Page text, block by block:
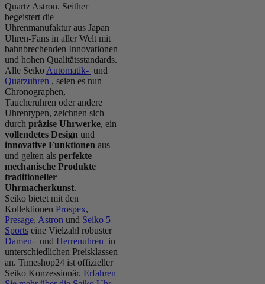
Quartz Astron. Seither
begeistert die
Uhrenmanufaktur aus Japan
Uhren-Fans in aller Welt mit
bahnbrechenden Innovationen
und hohen Qualitätsstandards.
Alle Seiko Automatik- und
Quarzuhren , seien es nun
Chronographen,
Taucheruhren oder andere
Uhrentypen, zeichnen sich
durch präzise Uhrwerke, ein
vollendetes Design und
innovative Funktionen aus
und gelten als perfekte
mechanische Produkte
traditioneller
Uhrmacherkunst.
Seiko bietet mit den
Kollektionen Prospex,
Presage, Astron und Seiko 5
Sports eine Vielzahl robuster
Damen- und Herrenuhren in
unterschiedlichen Preisklassen
an. Timeshop24 ist offizieller
Seiko Konzessionär. Erfahren